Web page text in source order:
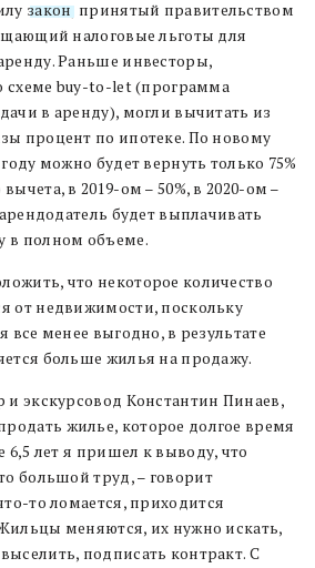
закон, принятый правительством
налоговые льготы для
Раньше инвесторы,
схеме buy-to-let (программа
в аренду), могли вычитать из
процент по ипотеке. По новому
можно будет вернуть только 75%
в 2019-ом – 50%, в 2020-ом –
будет выплачивать
в полном объеме.
что некоторое количество
от недвижимости, поскольку
все менее выгодно, в результате
больше жилья на продажу.
и экскурсовод Константин Пинаев,
жилье, которое долгое время
6,5 лет я пришел к выводу, что
большой труд,– говорит
то ломается, приходится
меняются, их нужно искать,
подписать контракт. С